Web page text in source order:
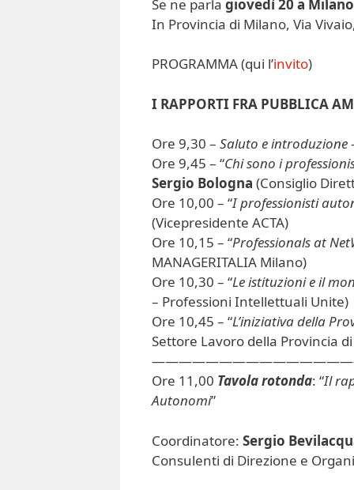
Se ne parla giovedì 20 a
In Provincia di Milano, Via
PROGRAMMA (qui l’invito)
I RAPPORTI FRA PUBBLICA
Ore 9,30 – Saluto e introduzione
Ore 9,45 – “Chi sono i
Sergio Bologna (Consiglio
Ore 10,00 – “I professionisti
(Vicepresidente ACTA)
Ore 10,15 – “Professionals at
MANAGERITALIA Milano)
Ore 10,30 – “Le istituzioni e il
– Professioni Intellettuali Unite)
Ore 10,45 – “L’iniziativa della
Settore Lavoro della Provincia
Ore 11,00 Tavola rotonda: “Il
Autonomi”
Coordinatore: Sergio
Consulenti di Direzione e